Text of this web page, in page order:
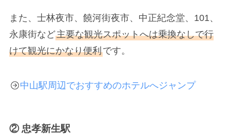
また、士林夜市、饒河街夜市、中正紀念堂、101、
永康街など主要な観光スポットへは乗換なしで行
けて観光にかなり便利です。
中山駅周辺でおすすめのホテルへジャンプ
② 忠孝新生駅